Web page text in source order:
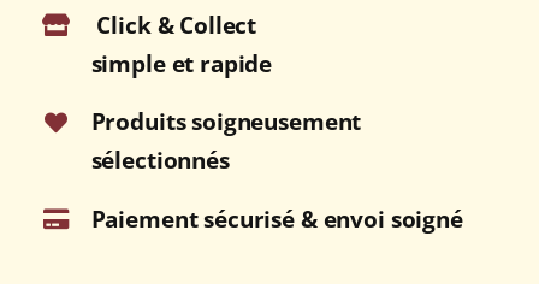
/
Lowland)
70cl
Click & Collect
simple et rapide
Produits soigneusement
sélectionnés
Paiement sécurisé & envoi soigné